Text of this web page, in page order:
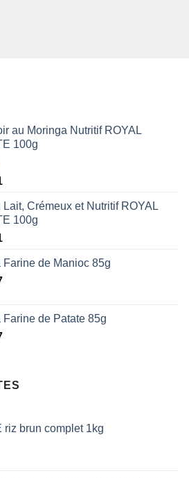
au Moringa Nutritif ROYAL
100g
actuel
est :
$1,71.
Crémeux et Nutritif ROYAL
100g
actuel
est :
Farine de Manioc 85g
Le
est :
$0,57.
Farine de Patate 85g
Le
est :
riz brun complet 1kg